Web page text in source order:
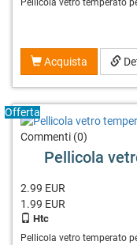
Acquista
Offerta
Commenti (0)
Pellicola
2.99 EUR
1.99 EUR
Htc
Pellicola vetro temperato